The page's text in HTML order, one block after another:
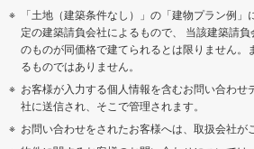
「土地（建築条件なし）」の「建物プラン例
定の建築請負会社によるもので、 当該建築請
のものが同価格で建てられるとは限りません。
るものではありません。
お客様が入力する個人情報を含むお問い合わせ
社に送信され、そこで管理されます。
お問い合わせをされたお客様へは、取扱会社が